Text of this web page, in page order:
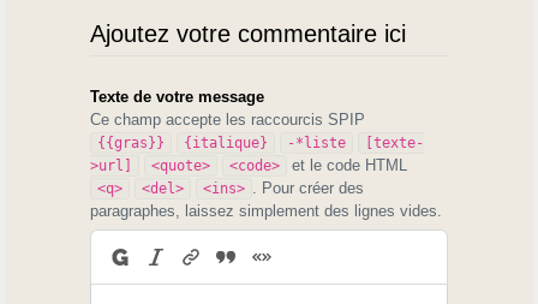
Ajoutez votre commentaire ici
Texte de votre message
Ce champ accepte les raccourcis SPIP
{{gras}} {italique} -*liste
[texte-
>url]
<quote> <code> et le code HTML
<q> <del> <ins> . Pour créer des
paragraphes, laissez simplement des lignes vides.